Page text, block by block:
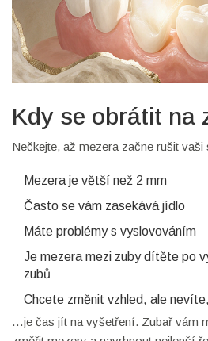
Kdy se obrátit na
Nečkejte, až mezera začne rušit
Mezera je větší než 2 mm
Často se vám zasekává jídlo
Máte problémy s vyslovováním
Je mezera mezi zuby dítěte po
zubů
Chcete změnit vzhled, ale
…je čas jít na vyšetření. Zubař vám